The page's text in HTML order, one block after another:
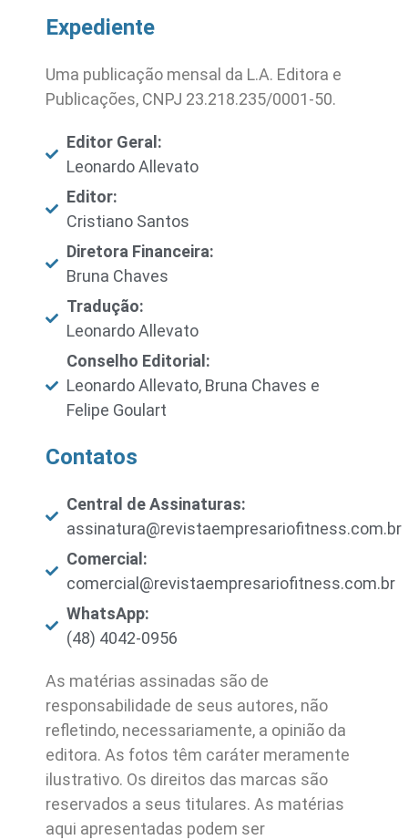
Expediente
Uma publicação mensal da L.A. Editora e
Publicações, CNPJ 23.218.235/0001-50.
Editor Geral:
Leonardo Allevato
Editor:
Cristiano Santos
Diretora Financeira:
Bruna Chaves
Tradução:
Leonardo Allevato
Conselho Editorial:
Leonardo Allevato, Bruna Chaves e
Felipe Goulart
Contatos
Central de Assinaturas:
assinatura@revistaempresariofitness.com.br
Comercial:
comercial@revistaempresariofitness.com.br
WhatsApp:
(48) 4042-0956
As matérias assinadas são de
responsabilidade de seus autores, não
refletindo, necessariamente, a opinião da
editora. As fotos têm caráter meramente
ilustrativo. Os direitos das marcas são
reservados a seus titulares. As matérias
aqui apresentadas podem ser